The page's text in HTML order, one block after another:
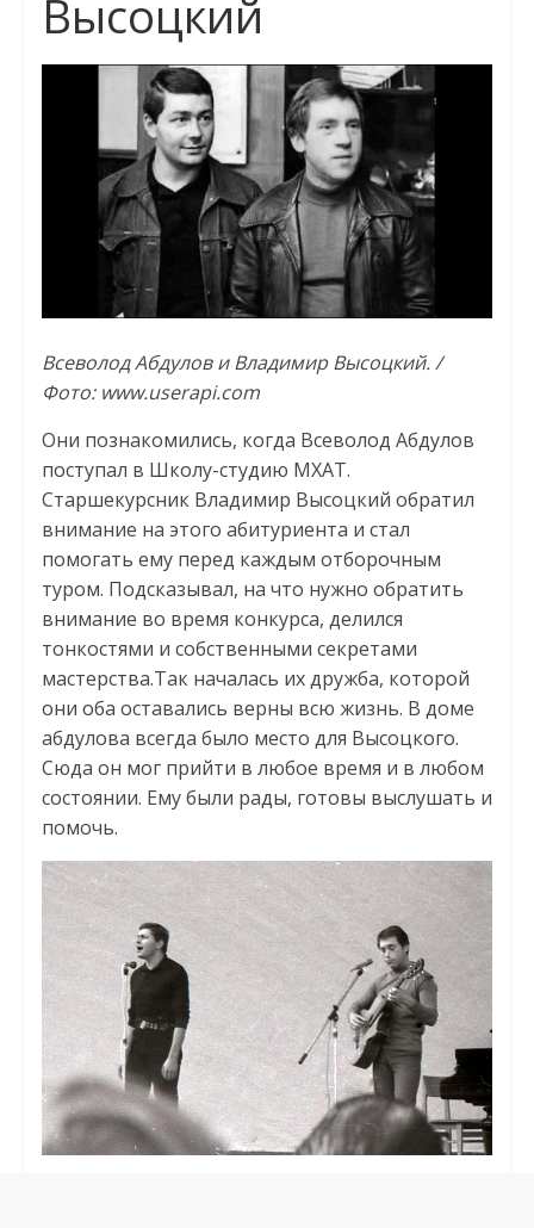
Высоцкий
Всеволод Абдулов и Владимир Высоцкий. /
Фото: www.userapi.com
Они познакомились, когда Всеволод Абдулов
поступал в Школу-студию МХАТ.
Старшекурсник Владимир Высоцкий обратил
внимание на этого абитуриента и стал
помогать ему перед каждым отборочным
туром. Подсказывал, на что нужно обратить
внимание во время конкурса, делился
тонкостями и собственными секретами
мастерства.Так началась их дружба, которой
они оба оставались верны всю жизнь. В доме
абдулова всегда было место для Высоцкого.
Сюда он мог прийти в любое время и в любом
состоянии. Ему были рады, готовы выслушать и
помочь.